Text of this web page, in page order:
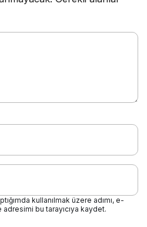
kullanılmak üzere adımı, e-
bu tarayıcıya kaydet.